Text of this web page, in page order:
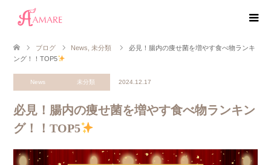
ブログ News 未分類
必見！腸内の痩せ菌を増やす食べ物ランキ
ング！！TOP5
News 未分類 2024.12.17
必見！腸内の痩せ菌を増やす食べ物ランキン
グ！！TOP5